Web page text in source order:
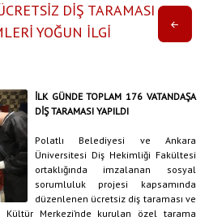
DİŞ TARAMASI
YOĞUN İLGİ
İLK GÜNDE TOPLAM 176 VATANDAŞA
DİŞ TARAMASI YAPILDI
Polatlı Belediyesi ve Ankara
Üniversitesi Diş Hekimliği Fakültesi
ortaklığında imzalanan sosyal
sorumluluk projesi kapsamında
düzenlenen ücretsiz diş taraması ve
Merkezi’nde kurulan özel tarama